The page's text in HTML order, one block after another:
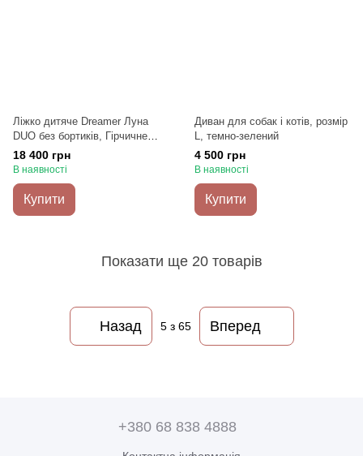
Ліжко дитяче Dreamer Луна
DUO без бортиків, Гірчичне
текстуроване+кант, Спальне
місце 90х190 см
18 400 грн
В наявності
Купити
Диван для собак і котів, розмір
L, темно-зелений
4 500 грн
В наявності
Купити
Показати ще 20 товарів
Назад 5з 65 Вперед
+380 68 838 4888